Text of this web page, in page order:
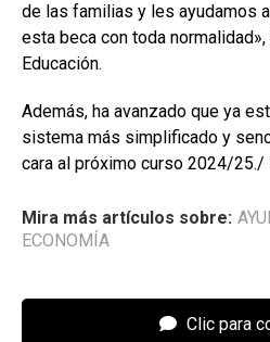
de las familias y les ayudamos
esta beca con toda
Educación.
Además, ha avanzado que ya
sistema más simplificado y
cara al próximo curso 2024/25./
Mira más artículos sobre:
ECONOMÍA
Clic para